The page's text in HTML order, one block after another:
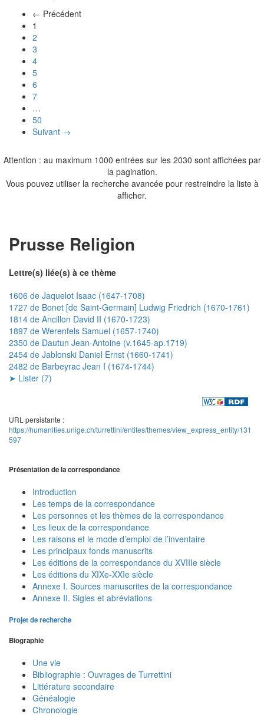
← Précédent
1
2
3
4
5
6
7
…
50
Suivant →
Attention : au maximum 1000 entrées sur les 2030 sont affichées par
la pagination.
Vous pouvez utiliser la recherche avancée pour restreindre la liste à
afficher.
Prusse Religion
Lettre(s) liée(s) à ce thème
1606 de Jaquelot Isaac (1647-1708)
1727 de Bonet [de Saint-Germain] Ludwig Friedrich (1670-1761)
1814 de Ancillon David II (1670-1723)
1897 de Werenfels Samuel (1657-1740)
2350 de Dautun Jean-Antoine (v.1645-ap.1719)
2454 de Jablonski Daniel Ernst (1660-1741)
2482 de Barbeyrac Jean I (1674-1744)
➤ Lister (7)
URL persistante :
https://humanities.unige.ch/turrettini/entites/themes/view_express_entity/131
597
Présentation de la correspondance
Introduction
Les temps de la correspondance
Les personnes et les thèmes de la correspondance
Les lieux de la correspondance
Les raisons et le mode d’emploi de l’inventaire
Les principaux fonds manuscrits
Les éditions de la correspondance du XVIIIe siècle
Les éditions du XIXe-XXIe siècle
Annexe I. Sources manuscrites de la correspondance
Annexe II. Sigles et abréviations
Projet de recherche
Biographie
Une vie
Bibliographie : Ouvrages de Turrettini
Littérature secondaire
Généalogie
Chronologie